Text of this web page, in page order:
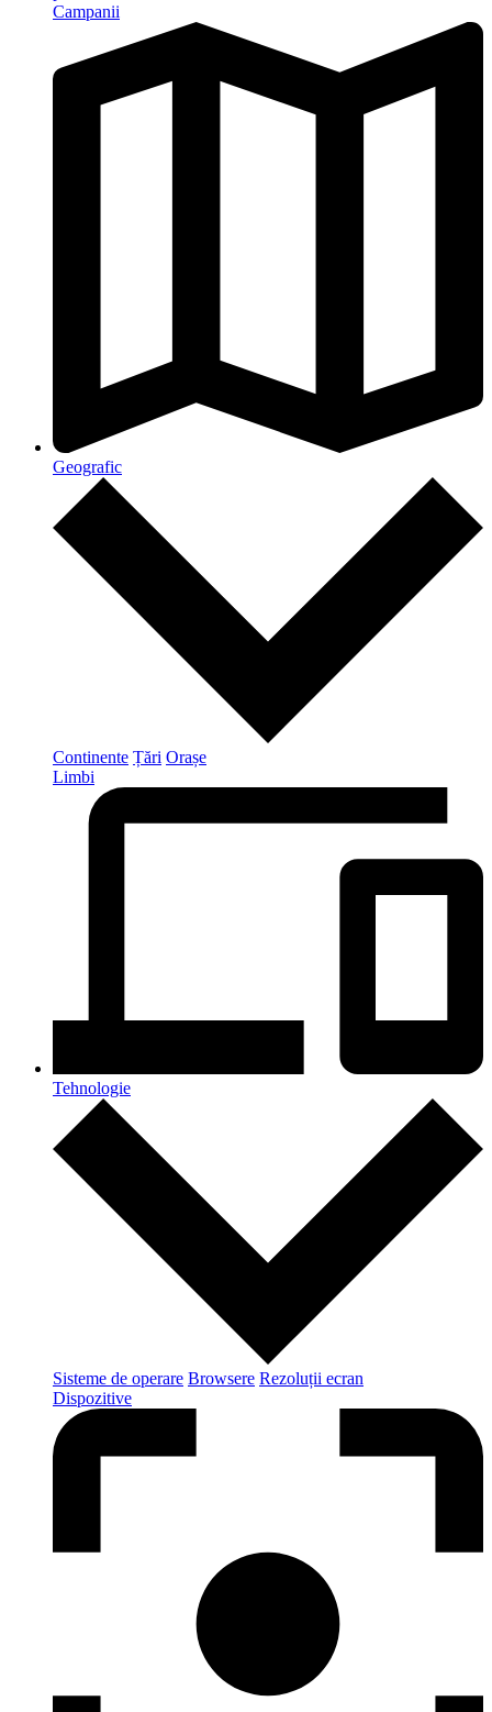
Campanii
Geografic
Continente Țări Orașe
Limbi
Tehnologie
Sisteme de operare Browsere Rezoluții ecran
Dispozitive